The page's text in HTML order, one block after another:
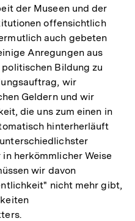
der Museen und der
offensichtlich
auch gebeten
Anregungen aus
Bildung zu
wir
Geldern und wir
die uns zum einen in
hinterherläuft
herkömmlicher Weise
wir davon
nicht mehr gibt,